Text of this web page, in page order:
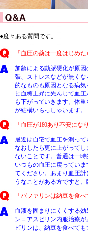
●度々ある質問です。
「血圧の薬は一度はじめ
加齢による動脈硬化が原
張、ストレスなどが無く
的なものも原因となる病
と血糖上昇に先んじて血
も下がっていきます。体
が結構いらっしゃいます。
「血圧が180あり不安にな
最近は自宅で血圧を測っ
なおしたら更に上がって
ないことです。普通は一
いつもの血圧に戻ってい
てください。あまり血圧
うなことがある方ですと
「バファリンは納豆を食
血液を固まりにくくする
ン＝アスピリン内服治療
ピリンは、納豆を食べて